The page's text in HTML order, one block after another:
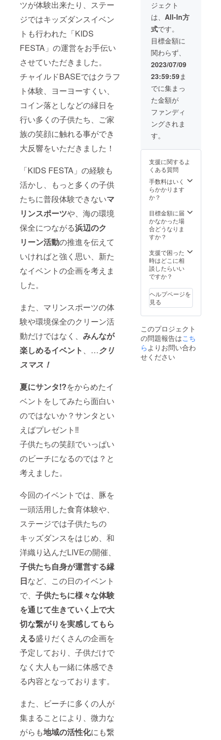
ツが体験出来たり、ステー
ジではキッズダンスイベン
トも行われた「KIDS
FESTA」の運営をお手伝い
させていただきました。
チャイルドBASEではクラフ
ト体験、ヨーヨーすくい、
コイン落としなどの縁日を
行い多くの子供たち、ご家
族の笑顔に触れる事ができ
大反響をいただきました！
「KIDS FESTA」の経験も
活かし、もっと多くの子供
たちに普段体験できないマ
リンスポーツや、海の環境
保全につながる浜辺のク
リーン活動の推進を伝えて
いければと強く思い、新た
なイベントの企画を考えま
した。
また、マリンスポーツの体
験や環境保全のクリーン活
動だけではなく、 みんなが
楽しめるイベント 、…クリ
スマス！
夏にサンタ!?をからめたイ
ベントをしてみたら面白い
のではないか？サンタとい
えばプレゼント‼
子供たちの笑顔でいっぱい
のビーチになるのでは？と
考えました。
今回のイベントでは、豚を
一頭活用した食育体験や、
ステージでは子供たちの
キッズダンスをはじめ、和
洋織り込んだLIVEの開催、
子供たち自身が運営する縁
日など、この日のイベント
で、 子供たちに様々な体験
を通じて生きていく上で大
切な繋がりを実感してもら
える盛りだくさんの企画を
予定しており、子供だけで
なく大人も一緒に体感でき
る内容となっております。
また、ビーチに多くの人が
集まることにより、微力な
がらも地域の活性化にも繋
て頂き
ます。
※ご本人
確認を
させて
頂く場
合がご
ざいま
ご提示
が無い
場合、
申し訳
ござい
ません
が入場
なり、
合わせ
て商品
券もお
渡しす
ること
ん。
ただい
たこと
が分か
るメー
ル等を
受付で
ご提示
くださ
い。 ※
当日
は、ま
とまっ
て受付
にお越
しくだ
さい。
受付
加での
受付の
場合
は、入
く形と
なりま
す。 ※
させて
頂く場
合がご
ざいま
ご提示
が無い
場合、
申し訳
ません
が入場
料を頂
く事と
なり、
ント当
日に
キッチ
ンカー
で使え
る商品
券
（3,000
円分）
・チャ
イルド
BASE
より感
謝のお
礼状
（額入
ルド
のホー
ムペー
ジに、
2023年
7月から
名前を
掲載（※
希望者
のみ）
頂きま
す。 ※
支援
時、備
必ず掲
載を希
望され
るお名
記入く
ださ
い。
（文字
のみの
ジェクト
は、 All-In方
式です。
目標金額に
関わらず、
2023/07/09
23:59:59ま
でに集まっ
た金額が
ファンディ
ングされま
す。
支援に関するよ
くある質問
手数料はいく
らかかります
か？
目標金額に届
かなかった場
合どうなりま
すか？
支援で困った
時はどこに相
談したらいい
ですか？
ヘルプページを
見る
このプロジェクト
の問題報告はこち
ら よりお問い合わ
せください